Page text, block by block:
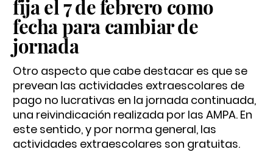
fija el 7 de febrero como
fecha para cambiar de
jornada
Otro aspecto que cabe destacar es que se
prevean las actividades extraescolares de
pago no lucrativas en la jornada continuada,
una reivindicación realizada por las AMPA. En
este sentido, y por norma general, las
actividades extraescolares son gratuitas.